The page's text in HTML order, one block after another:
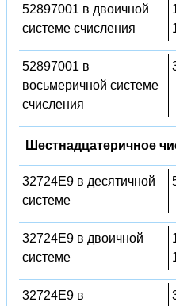
52897001 в двоичной
системе счисления
52897001 в
восьмеричной системе
счисления
Шестнадцатеричное
32724E9 в десятичной
системе
32724E9 в двоичной
системе
32724E9 в